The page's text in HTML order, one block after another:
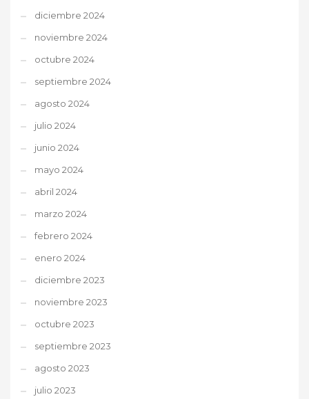
diciembre 2024
noviembre 2024
octubre 2024
septiembre 2024
agosto 2024
julio 2024
junio 2024
mayo 2024
abril 2024
marzo 2024
febrero 2024
enero 2024
diciembre 2023
noviembre 2023
octubre 2023
septiembre 2023
agosto 2023
julio 2023